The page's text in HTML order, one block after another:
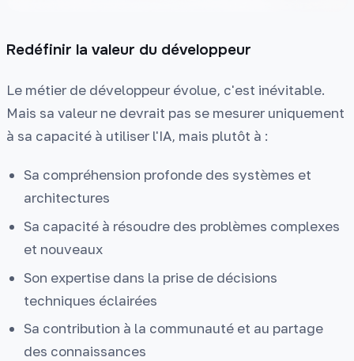
Redéfinir la valeur du développeur
Le métier de développeur évolue, c'est inévitable.
Mais sa valeur ne devrait pas se mesurer uniquement
à sa capacité à utiliser l'IA, mais plutôt à :
Sa compréhension profonde des systèmes et
architectures
Sa capacité à résoudre des problèmes complexes
et nouveaux
Son expertise dans la prise de décisions
techniques éclairées
Sa contribution à la communauté et au partage
des connaissances